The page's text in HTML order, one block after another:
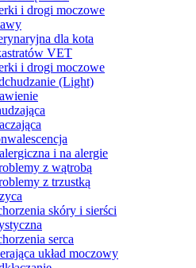
i drogi moczowe
dla kota
VET
i drogi moczowe
(Light)
i na alergie
z wątrobą
z trzustką
skóry i sierści
serca
układ moczowy